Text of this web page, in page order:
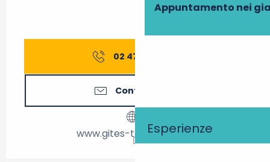
Appuntamento nei
Esperienze
02 47 27 56
Contattateci
www.gites-touraine.com